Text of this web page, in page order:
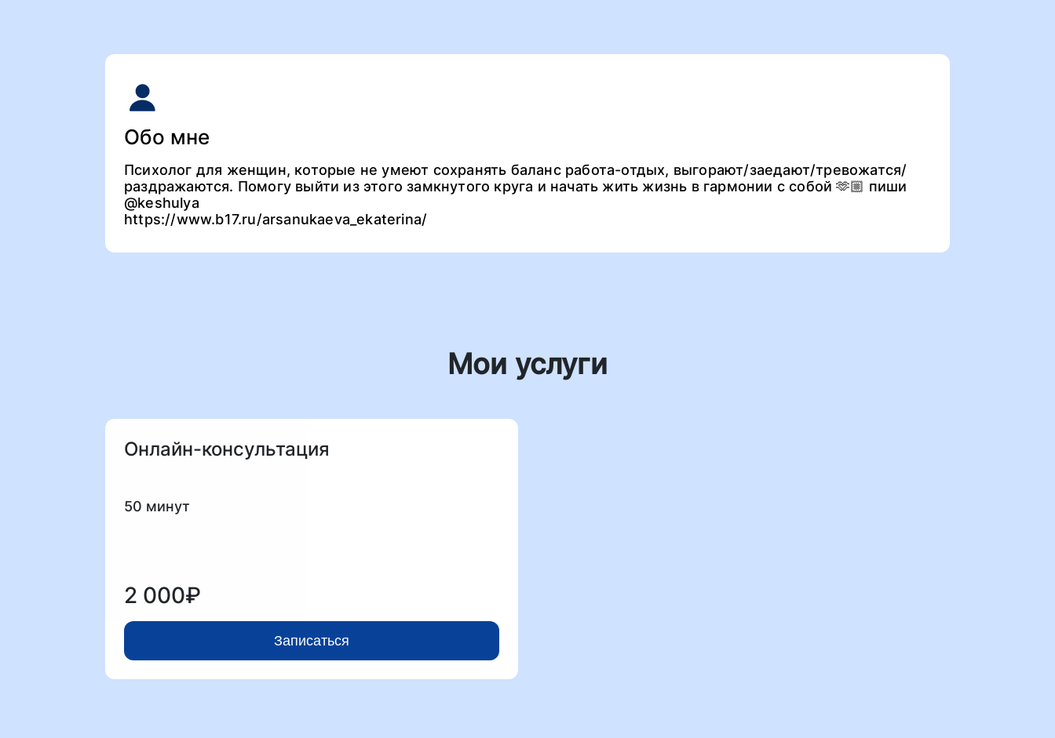
Обо мне
Психолог для женщин, которые не умеют сохранять баланс работа-отдых, выгорают/заедают/тревожатся/
раздражаются. Помогу выйти из этого замкнутого круга и начать жить жизнь в гармонии с собой 🫶🏼 пиши
@keshulya
https://www.b17.ru/arsanukaeva_ekaterina/
Мои услуги
Онлайн-консультация
50 минут
2 000₽
Записаться